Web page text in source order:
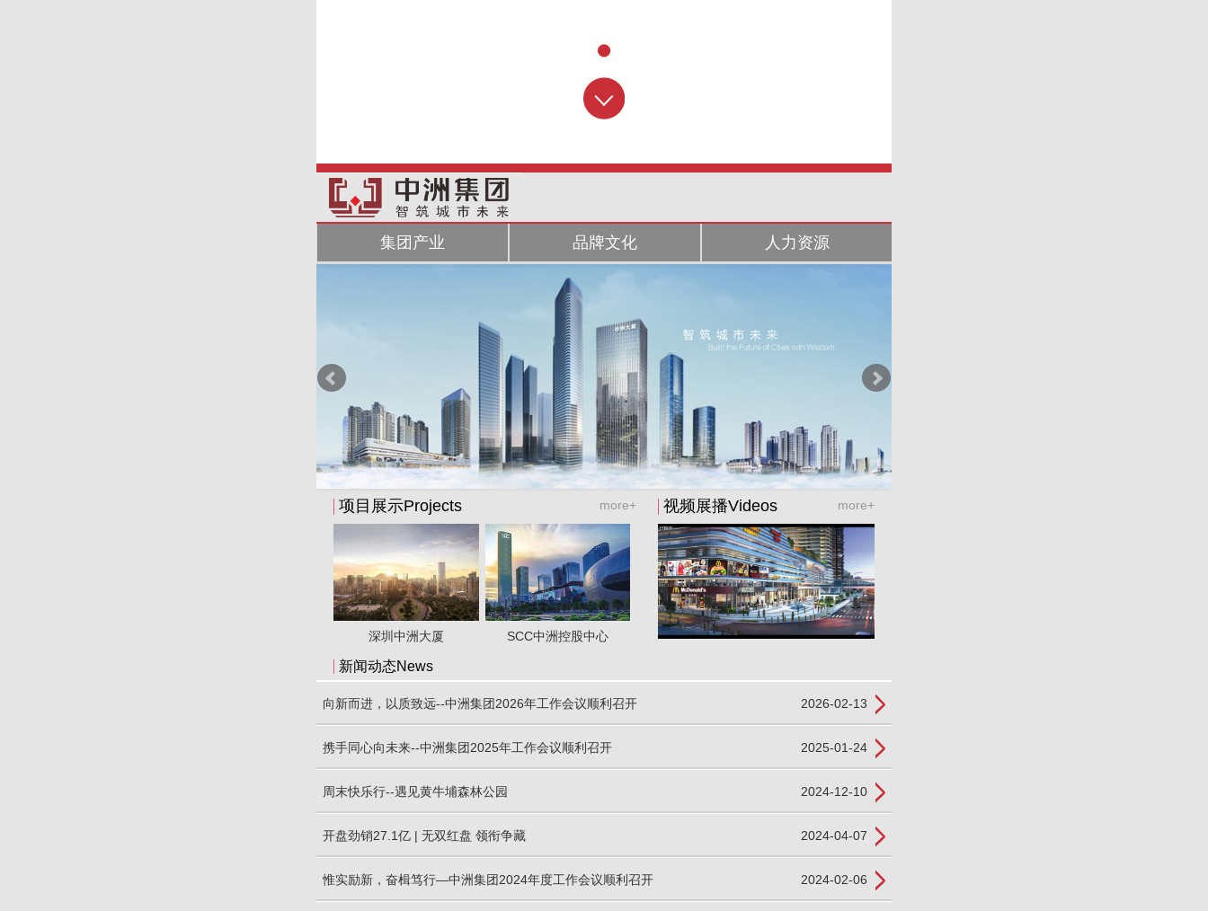
集团产业 品牌文化 人力资源
项目展示Projects
Showcase
more+
深圳中洲大厦 SCC中洲控股中心
视频展播Videos
Show
more+
新闻动态News
向新而进，以质致远--中洲集团2026年工作会议顺利召开 2026-02-13
携手同心向未来--中洲集团2025年工作会议顺利召开 2025-01-24
周末快乐行--遇见黄牛埔森林公园 2024-12-10
开盘劲销27.1亿 | 无双红盘 领衔争藏 2024-04-07
惟实励新，奋楫笃行—中洲集团2024年度工作会议顺利召开 2024-02-06